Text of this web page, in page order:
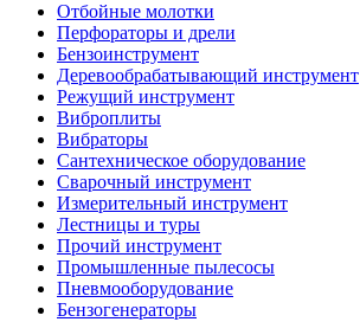
Отбойные молотки
Перфораторы и дрели
Бензоинструмент
Деревообрабатывающий инструмент
Режущий инструмент
Виброплиты
Вибраторы
Сантехническое оборудование
Сварочный инструмент
Измерительный инструмент
Лестницы и туры
Прочий инструмент
Промышленные пылесосы
Пневмооборудование
Бензогенераторы